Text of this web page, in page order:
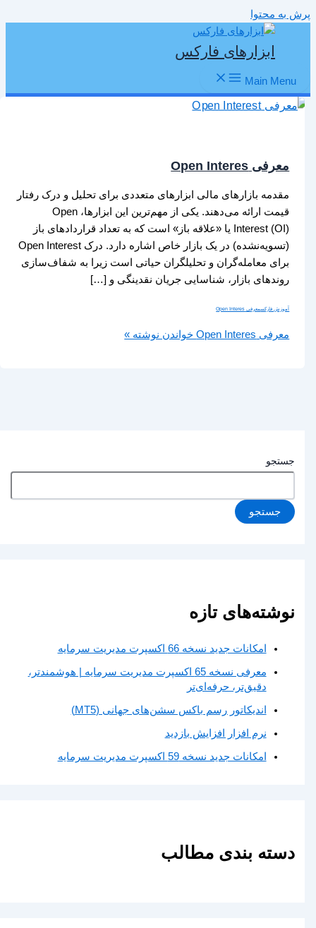
پرش به محتوا
ابزارهای فارکس
Main Menu
جستجو
جستجو
نوشته‌های تازه
امکانات جدید نسخه 66 اکسپرت مدیریت سرمایه
معرفی نسخه 65 اکسپرت مدیریت سرمایه | هوشمندتر،
دقیق‌تر، حرفه‌ای‌تر
اندیکاتور رسم باکس سشن‌های جهانی (MT5)
نرم افزار افزایش بازدید
امکانات جدید نسخه 59 اکسپرت مدیریت سرمایه
دسته بندی مطالب
معرفی Open Interes
مقدمه بازارهای مالی ابزارهای متعددی برای تحلیل و درک رفتار
قیمت ارائه می‌دهند. یکی از مهم‌ترین این ابزارها، Open
Interest (OI) یا «علاقه باز» است که به تعداد قراردادهای باز
(تسویه‌نشده) در یک بازار خاص اشاره دارد. درک Open Interest
برای معامله‌گران و تحلیلگران حیاتی است زیرا به شفاف‌سازی
روندهای بازار، شناسایی جریان نقدینگی و […]
آموزش فارکسمعرفی Open Interes
معرفی Open Interes خواندن نوشته »